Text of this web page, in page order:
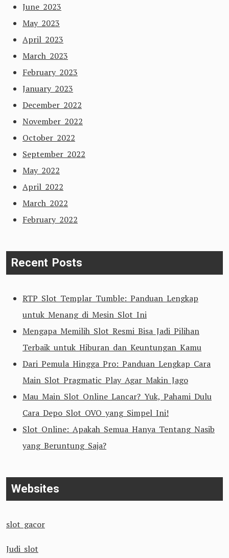
June 2023
May 2023
April 2023
March 2023
February 2023
January 2023
December 2022
November 2022
October 2022
September 2022
May 2022
April 2022
March 2022
February 2022
Recent Posts
RTP Slot Templar Tumble: Panduan Lengkap
untuk Menang di Mesin Slot Ini
Mengapa Memilih Slot Resmi Bisa Jadi Pilihan
Terbaik untuk Hiburan dan Keuntungan Kamu
Dari Pemula Hingga Pro: Panduan Lengkap Cara
Main Slot Pragmatic Play Agar Makin Jago
Mau Main Slot Online Lancar? Yuk, Pahami Dulu
Cara Depo Slot OVO yang Simpel Ini!
Slot Online: Apakah Semua Hanya Tentang Nasib
yang Beruntung Saja?
Websites
slot gacor
Judi slot